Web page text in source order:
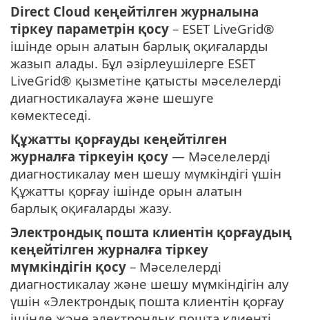
Direct Cloud кеңейтілген журналына
тіркеу параметрін қосу – ESET LiveGrid®
ішінде орын алатын барлық оқиғаларды
жазып алады. Бұл әзірлеушілерге ESET
LiveGrid® қызметіне қатысты мәселелерді
диагностикалауға және шешуге
көмектеседі.
Құжатты қорғауды кеңейтілген
журналға тіркеуін қосу — Мәселелерді
диагностикалау мен шешу мүмкіндігі үшін
Құжатты қорғау ішінде орын алатын
барлық оқиғаларды жазу.
Электрондық пошта клиентін қорғаудың
кеңейтілген журналға тіркеу
мүмкіндігін қосу – Мәселелерді
диагностикалау және шешу мүмкіндігін алу
үшін «Электрондық пошта клиентін қорғау